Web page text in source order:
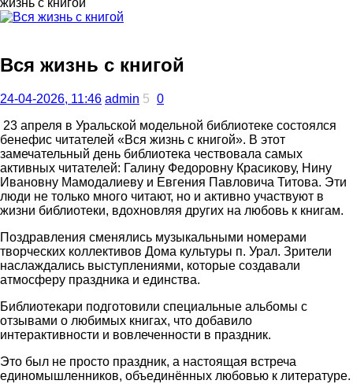
жизнь с книгой
Вся жизнь с книгой
24-04-2026, 11:46 admin 5 0
23 апреля в Уральской модельной библиотеке состоялся
бенефис читателей «Вся жизнь с книгой». В этот
замечательный день библиотека чествовала самых
активных читателей: Галину Федоровну Красикову, Нину
Ивановну Мамодалиеву и Евгения Павловича Титова. Эти
люди не только много читают, но и активно участвуют в
жизни библиотеки, вдохновляя других на любовь к книгам.
Поздравления сменялись музыкальными номерами
творческих коллективов Дома культуры п. Урал. Зрители
наслаждались выступлениями, которые создавали
атмосферу праздника и единства.
Библиотекари подготовили специальные альбомы с
отзывами о любимых книгах, что добавило
интерактивности и вовлеченности в праздник.
Это был не просто праздник, а настоящая встреча
единомышленников, объединённых любовью к литературе.